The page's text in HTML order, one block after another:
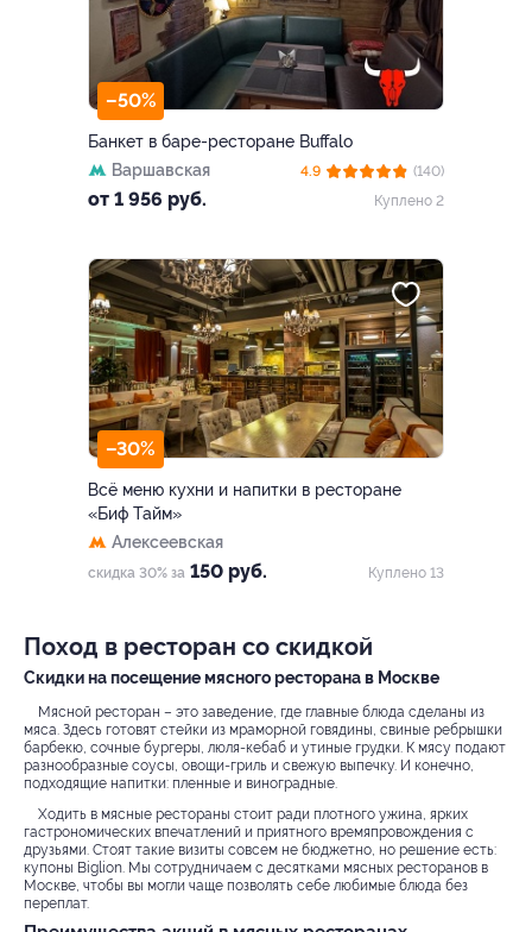
–50%
Банкет в баре-ресторане Buffalo
Варшавская
от 1 956 руб.
4.9
(140)
Куплено 2
–30%
Всё меню кухни и напитки в ресторане
«Биф Тайм»
Алексеевская
скидка 30% за 150 руб. Куплено 13
Поход в ресторан со скидкой
Скидки на посещение мясного ресторана в Москве
Мясной ресторан – это заведение, где главные блюда сделаны из
мяса. Здесь готовят стейки из мраморной говядины, свиные ребрышки
барбекю, сочные бургеры, люля-кебаб и утиные грудки. К мясу подают
разнообразные соусы, овощи-гриль и свежую выпечку. И конечно,
подходящие напитки: пленные и виноградные.
Ходить в мясные рестораны стоит ради плотного ужина, ярких
гастрономических впечатлений и приятного времяпровождения с
друзьями. Стоят такие визиты совсем не бюджетно, но решение есть:
купоны Biglion. Мы сотрудничаем с десятками мясных ресторанов в
Москве, чтобы вы могли чаще позволять себе любимые блюда без
переплат.